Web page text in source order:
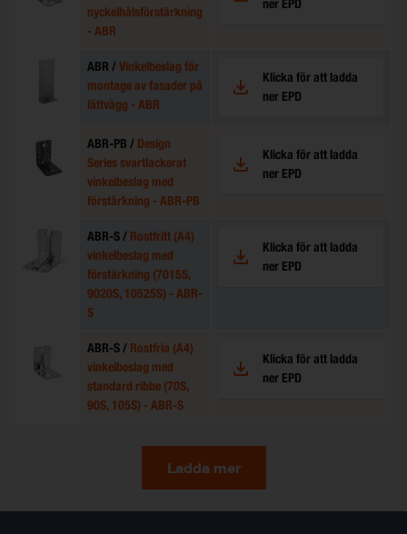
nyckelhålsförstärkning
- ABR
ner EPD
ABR / Vinkelbeslag för
montage av fasader på
lättvägg - ABR
Klicka för att ladda
ner EPD
ABR-PB / Design
Series svartlackerat
vinkelbeslag med
förstärkning - ABR-PB
Klicka för att ladda
ner EPD
ABR-S / Rostfritt (A4)
vinkelbeslag med
förstärkning (7015S,
9020S, 10525S) - ABR-
S
Klicka för att ladda
ner EPD
ABR-S / Rostfria (A4)
vinkelbeslag med
standard ribbe (70S,
90S, 105S) - ABR-S
Klicka för att ladda
ner EPD
Ladda mer